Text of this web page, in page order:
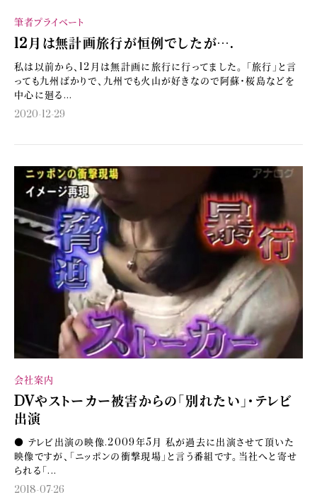
筆者プライベート
12月は無計画旅行が恒例でしたが….
私は以前から、12月は無計画に旅行に行ってました。 「旅行」と言
っても九州ばかりで、九州でも火山が好きなので阿蘇・桜島などを
中心に廻る...
2020-12-29
会社案内
DVやストーカー被害からの「別れたい」・テレビ
出演
● テレビ出演の映像.2009年5月 私が過去に出演させて頂いた
映像ですが、「ニッポンの衝撃現場」と言う番組です。当社へと寄せ
られる「...
2018-07-26